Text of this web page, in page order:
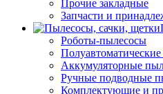
Прочие закладные
Запчасти и
Роботы-пылесосы
Аккумуляторные
Ручные подводные
Комплектующие и